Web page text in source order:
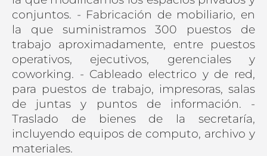
conjuntos. - Fabricación de mobiliario, en
la que suministramos 300 puestos de
trabajo aproximadamente, entre puestos
operativos, ejecutivos, gerenciales y
coworking. - Cableado electrico y de red,
para puestos de trabajo, impresoras, salas
de juntas y puntos de información. -
Traslado de bienes de la secretaría,
incluyendo equipos de computo, archivo y
materiales.